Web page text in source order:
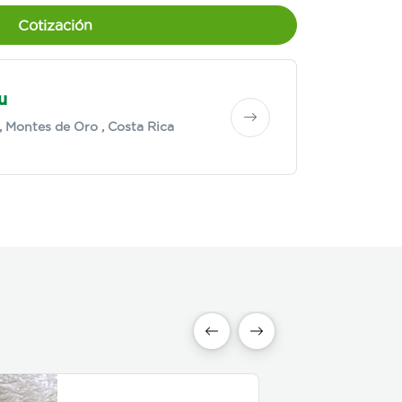
Cotización
Montes de Oro, Costa Rica